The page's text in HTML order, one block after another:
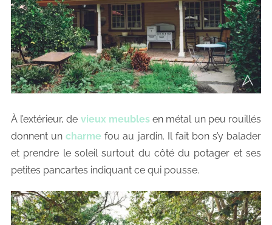
À l’extérieur, de vieux meublesen métal un peu rouillés
donnent uncharme fou au jardin. Il fait bon s’y balader
et prendre le soleil surtout du côté du potager et ses
petites pancartes indiquant ce qui pousse.